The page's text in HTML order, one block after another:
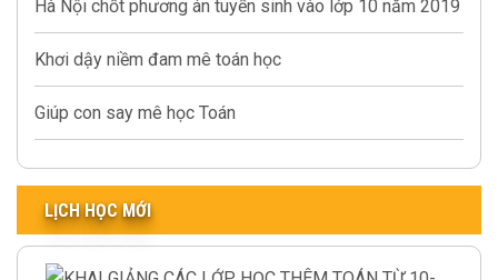
Hà Nội chốt phương án tuyển sinh vào lớp 10 năm 2019
Khơi dậy niềm đam mê toán học
Giúp con say mê học Toán
LỊCH HỌC MỚI